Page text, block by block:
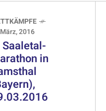
2016
in